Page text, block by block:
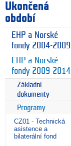
Ukončená
období
EHP a Norské
fondy 2004-2009
EHP a Norské
fondy 2009-2014
Základní
dokumenty
Programy
CZ01 - Technická
asistence a
bilaterální fond